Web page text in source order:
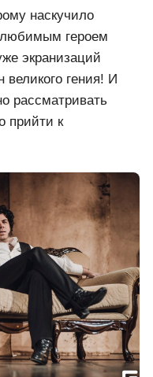
наскучило
любимым героем
экранизаций
гения! И
рассматривать
прийти к